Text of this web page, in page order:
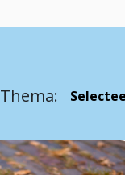
Thema: